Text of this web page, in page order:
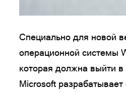
Специально для новой
операционной системы
которая должна выйти в
Microsoft